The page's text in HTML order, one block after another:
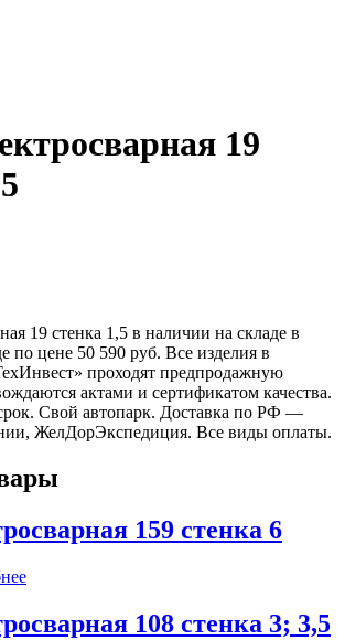
19
19 стенка 1,5 в наличии на складе в
цене 50 590 руб. Все изделия в
проходят предпродажную
актами и сертификатом качества.
Свой автопарк. Доставка по РФ —
ЖелДорЭкспедиция. Все виды оплаты.
159 стенка 6
108 стенка 3; 3,5